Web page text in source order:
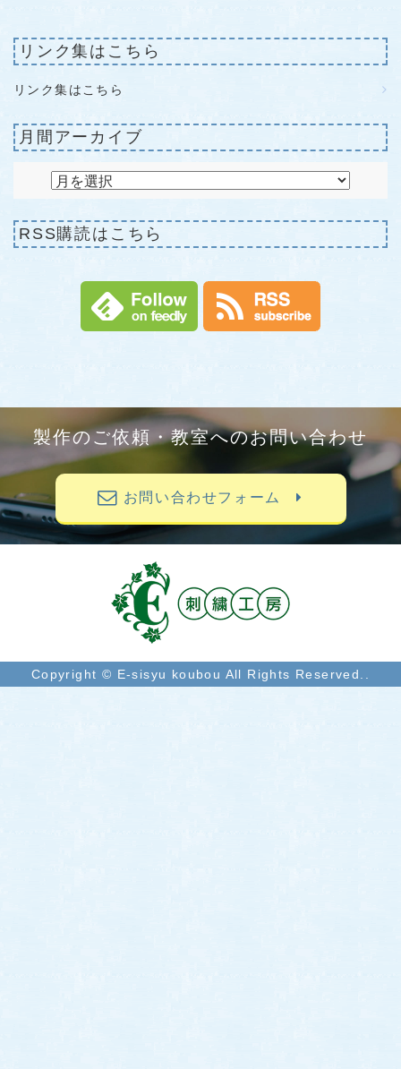
リンク集はこちら
リンク集はこちら
月間アーカイブ
RSS購読はこちら
製作のご依頼・教室へのお問い合わせ
お問い合わせフォーム
Copyright © E-sisyu koubou All Rights Reserved..